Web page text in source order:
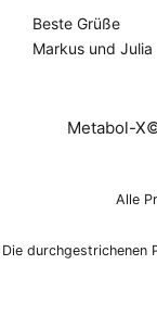
Beste Grüße
Markus und Julia
Metabol-
Alle
Die durchgestrichenen